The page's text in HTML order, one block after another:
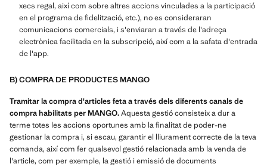
xecs regal, així com sobre altres accions vinculades a la participació
en el programa de fidelització, etc.), no es consideraran
comunicacions comercials, i s'enviaran a través de l'adreça
electrònica facilitada en la subscripció, així com a la safata d'entrada
de l'app.
B) COMPRA DE PRODUCTES MANGO
Tramitar la compra d'articles feta a través dels diferents canals de
compra habilitats per MANGO.Aquesta gestió consisteix a dur a
terme totes les accions oportunes amb la finalitat de poder-ne
gestionar la compra i, si escau, garantir el lliurament correcte de la teva
comanda, així com fer qualsevol gestió relacionada amb la venda de
l'article, com per exemple, la gestió i emissió de documents